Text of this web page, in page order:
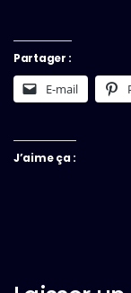
Partager :
E-mail
J’aime ça :